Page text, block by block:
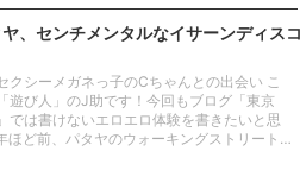
、センチメンタルなイサーンディス
クシーメガネっ子のCちゃんとの出会い こ
遊び人」のJ助です！今回もブログ「東京
では書けないエロエロ体験を書きたいと思
ほど前、パタヤのウォーキングストリート…